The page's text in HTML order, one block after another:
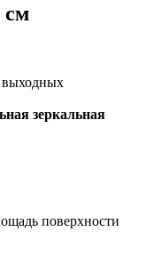
см
выходных
зеркальная
поверхности